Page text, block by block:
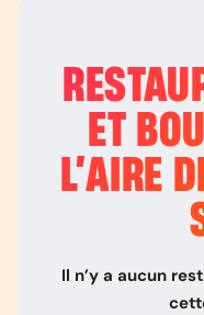
ET
L’AIRE
Il n’y a aucun